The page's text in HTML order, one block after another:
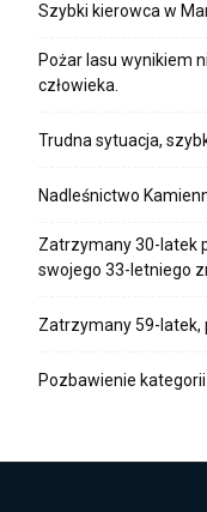
Szybki kierowca w
Pożar lasu wynikiem
człowieka.
Trudna sytuacja,
Nadleśnictwo
Zatrzymany 30-latek
swojego 33-letniego
Zatrzymany 59-latek,
Pozbawienie